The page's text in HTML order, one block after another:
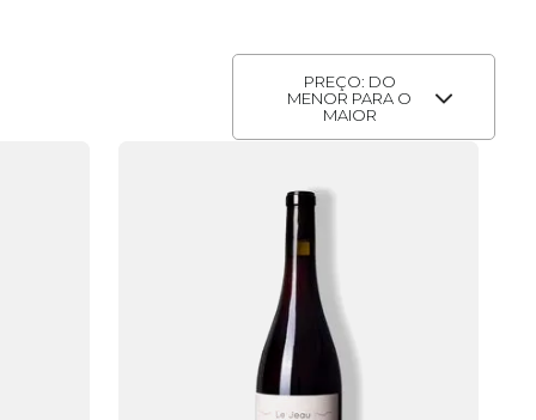
PREÇO: DO
MENOR PARA O
MAIOR